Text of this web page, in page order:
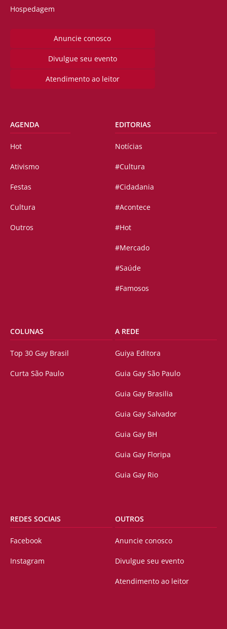
Hospedagem
Anuncie conosco
Divulgue seu evento
Atendimento ao leitor
AGENDA
Hot
Ativismo
Festas
Cultura
Outros
EDITORIAS
Notícias
#Cultura
#Cidadania
#Acontece
#Hot
#Mercado
#Saúde
#Famosos
COLUNAS
Top 30 Gay Brasil
Curta São Paulo
A REDE
Guiya Editora
Guia Gay São Paulo
Guia Gay Brasilia
Guia Gay Salvador
Guia Gay BH
Guia Gay Floripa
Guia Gay Rio
REDES SOCIAIS
Facebook
Instagram
OUTROS
Anuncie conosco
Divulgue seu evento
Atendimento ao leitor